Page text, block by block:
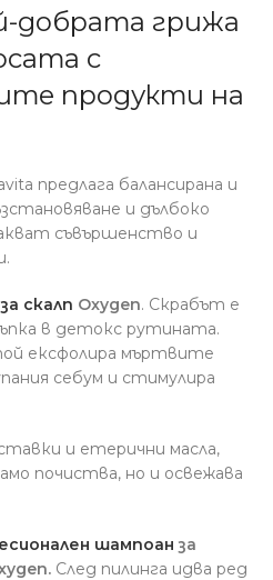
добрата грижа
с
продукти на
предлага балансирана и
и дълбоко
съвършенство и
скалп Oxygen. Скрабът е
в детокс рутината.
ексфолира мъртвите
себум и стимулира
и етерични масла,
почиства, но и освежава
шампоан за
След пилинга идва ред